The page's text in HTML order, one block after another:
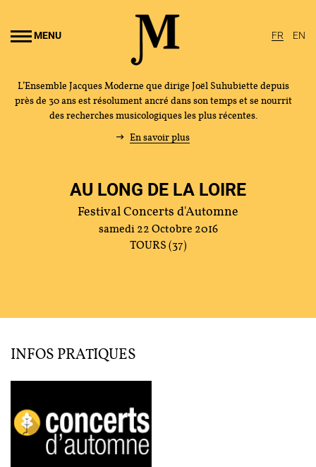
MENU FR EN
MÉDIATION CULTURELLE
L’Ensemble Jacques Moderne que dirige Joël Suhubiette depuis
près de 30 ans est résolument ancré dans son temps et se nourrit
des recherches musicologiques les plus récentes.
En savoir plus
AU LONG DE LA LOIRE
Festival Concerts d'Automne
samedi 22 Octobre 2016
TOURS (37)
INFOS PRATIQUES